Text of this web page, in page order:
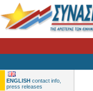
ENGLISH contact info,
press releases